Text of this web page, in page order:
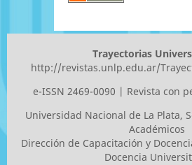
Trayectorias
http://revistas.unlp.edu.ar/
e-ISSN 2469-0090 | Revista con
Universidad Nacional de La Plata,
Académicos
Dirección de Capacitación y
Docencia